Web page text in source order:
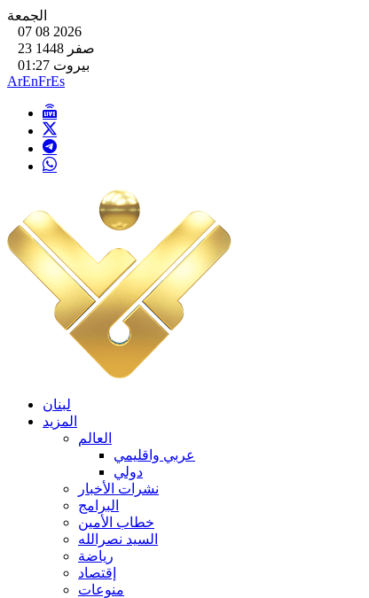
07 08 2026
بيروت 01:27
ArEnFrEs
لبنان
المزيد
العالم
عربي واقليمي
دولي
نشرات الأخبار
البرامج
خطاب الأمين
السيد نصرالله
رياضة
إقتصاد
منوعات